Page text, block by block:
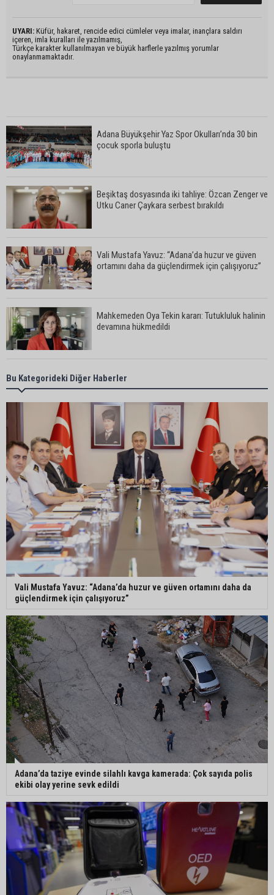
UYARI: Küfür, hakaret, rencide edici cümleler veya imalar, inançlara saldırı
içeren, imla kuralları ile yazılmamış,
Türkçe karakter kullanılmayan ve büyük harflerle yazılmış yorumlar
onaylanmamaktadır.
Adana Büyükşehir Yaz Spor Okulları’nda 30 bin
çocuk sporla buluştu
Beşiktaş dosyasında iki tahliye: Özcan Zenger ve
Utku Caner Çaykara serbest bırakıldı
Vali Mustafa Yavuz: “Adana’da huzur ve güven
ortamını daha da güçlendirmek için çalışıyoruz”
Mahkemeden Oya Tekin kararı: Tutukluluk halinin
devamına hükmedildi
Adana’da taziye evinde silahlı kavga kamerada:
Çok sayıda polis ekibi olay yerine sevk edildi
Adana’da parktaki OED cihazını çalan şüpheli
tutuklandı
Seyhan’da fırın ve pastanelere hijyen denetimi
gerçekleştirildi
Eski polis memuru Ergün Karakaya’nın
öldürüldüğü silahlı kavganın görüntüleri ortaya
çıktı
İmamoğlu’nda hijyen ve etiket kontrolü
Mustafa Özkan: "Yüreğir Belediye Başkan
Vekilliği seçimine ilişkin hukuki süreç başlatıldı"
Bu Kategorideki Diğer Haberler
Vali Mustafa Yavuz: “Adana’da huzur ve güven ortamını daha da
güçlendirmek için çalışıyoruz”
Adana’da taziye evinde silahlı kavga kamerada: Çok sayıda polis
ekibi olay yerine sevk edildi